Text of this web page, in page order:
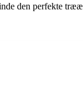
den perfekte